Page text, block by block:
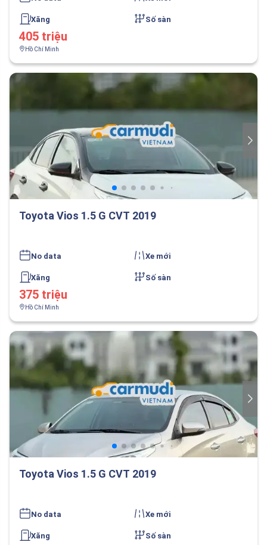
Xăng Số sàn
405 triệu
Hồ Chí Minh
Toyota Vios 1.5 G CVT 2019
No data Xe mới
Xăng Số sàn
375 triệu
Hồ Chí Minh
Toyota Vios 1.5 G CVT 2019
No data Xe mới
Xăng Số sàn